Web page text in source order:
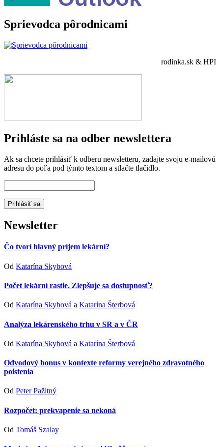
Sprievodca pôrodnicami
rodinka.sk & HPI
Prihláste sa na odber newslettera
Ak sa chcete prihlásiť k odberu newsletteru, zadajte svoju e-mailovú
adresu do poľa pod týmto textom a stlačte tlačidlo.
Newsletter
Čo tvorí hlavný príjem lekární?
Od Katarína Skybová
Počet lekární rastie. Zlepšuje sa dostupnosť?
Od Katarína Skybová a Katarína Šterbová
Analýza lekárenského trhu v SR a v ČR
Od Katarína Skybová a Katarína Šterbová
Odvodový bonus v kontexte reformy verejného zdravotného
poistenia
Od Peter Pažitný
Rozpočet: prekvapenie sa nekoná
Od Tomáš Szalay